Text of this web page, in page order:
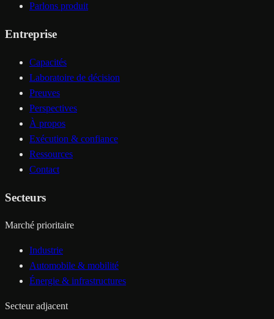
Parlons produit
Entreprise
Capacités
Laboratoire de décision
Preuves
Perspectives
À propos
Exécution & confiance
Ressources
Contact
Secteurs
Marché prioritaire
Industrie
Automobile & mobilité
Énergie & infrastructures
Secteur adjacent